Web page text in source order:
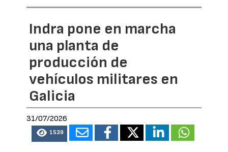
Indra pone en marcha
una planta de
producción de
vehículos militares en
Galicia
31/07/2026
1539